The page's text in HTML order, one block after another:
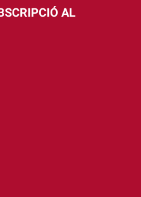
AL